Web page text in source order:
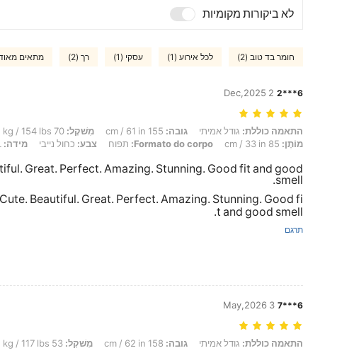
לא ביקורות מקומיות
חומר בד טוב (2) לכל אירוע (1) עסקי (1) רך (2) מתאים מאוד
6***2
2 Dec,2025
התאמה כוללת: גודל אמיתי, גובה: 155 cm / 61 in, מִשׁקָל: 70 kg / 154 lbs, מָתנַיִם: 109 cm / 43 in, חָזֶה: 98 cm / 39 in, מוֹתֶן: 85 cm / 33 in, Formato do corpo: תפוח, צבע: כחול נייבי, מידה: L
התאמה כוללת: גודל אמיתי גובה: מִשׁקָל:
מוֹתֶן:
Formato do corpo: תפוח צבע: כחול נייבי מידה:
Great. Perfect. Amazing. Stunning. Good fit and good
smell.
Beautiful. Great. Perfect. Amazing. Stunning. Good fi
t and good smell.
תרגם
6***7
3 May,2026
התאמה כוללת: גודל אמיתי, גובה: 158 cm / 62 in, מִשׁקָל: 53 kg / 117 lbs, צבע: כחול נייבי, מידה: M
התאמה כוללת: גודל אמיתי גובה: מִשׁקָל: